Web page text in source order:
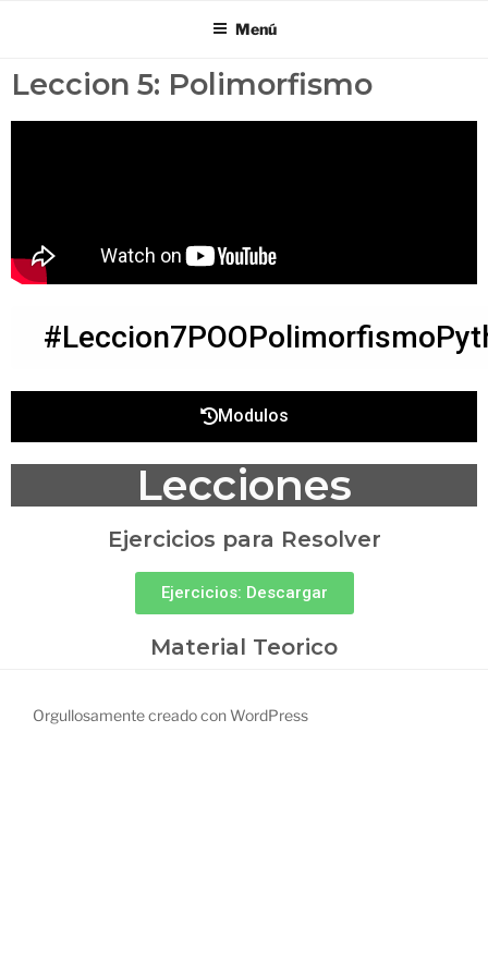
Menú
Leccion 5: Polimorfismo
Modulos
Lecciones
Ejercicios para Resolver
Ejercicios: Descargar
Material Teorico
Orgullosamente creado con WordPress